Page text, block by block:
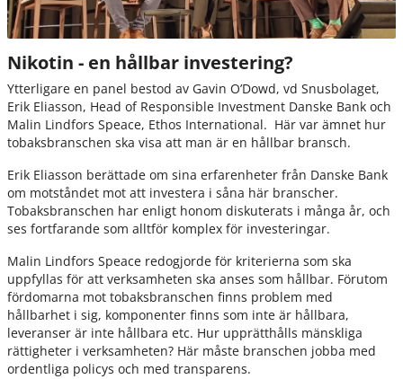
Nikotin - en hållbar investering?
Ytterligare en panel bestod av Gavin O’Dowd, vd Snusbolaget,
Erik Eliasson, Head of Responsible Investment Danske Bank och
Malin Lindfors Speace, Ethos International. Här var ämnet hur
tobaksbranschen ska visa att man är en hållbar bransch.
Erik Eliasson berättade om sina erfarenheter från Danske Bank
om motståndet mot att investera i såna här branscher.
Tobaksbranschen har enligt honom diskuterats i många år, och
ses fortfarande som alltför komplex för investeringar.
Malin Lindfors Speace redogjorde för kriterierna som ska
uppfyllas för att verksamheten ska anses som hållbar. Förutom
fördomarna mot tobaksbranschen finns problem med
hållbarhet i sig, komponenter finns som inte är hållbara,
leveranser är inte hållbara etc. Hur upprätthålls mänskliga
rättigheter i verksamheten? Här måste branschen jobba med
ordentliga policys och med transparens.